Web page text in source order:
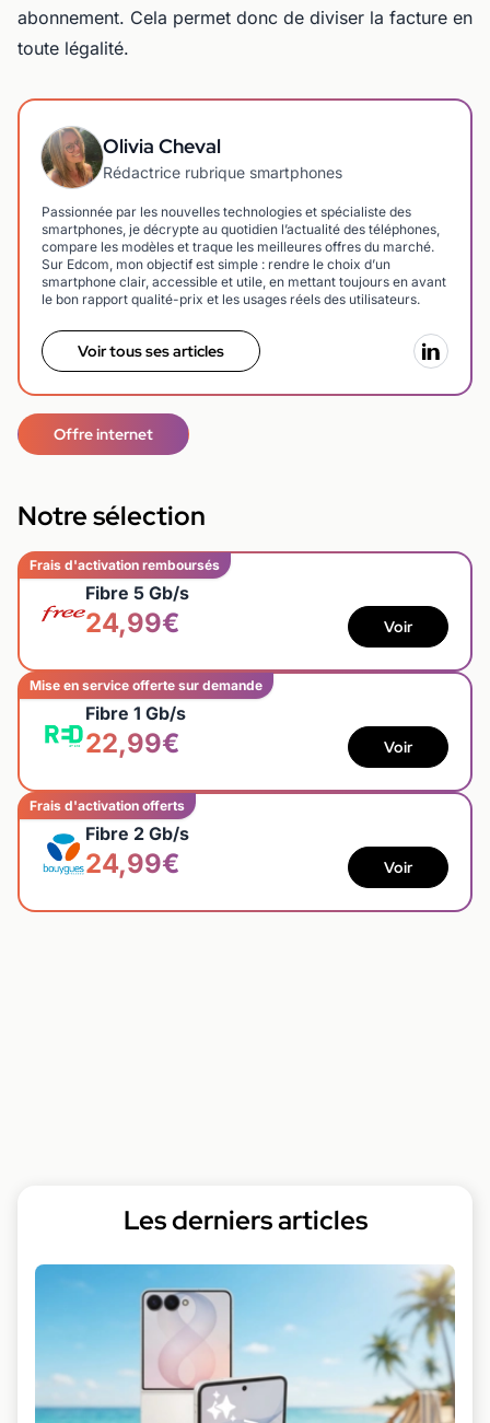
abonnement. Cela permet donc de diviser la facture en
toute légalité.
Olivia Cheval
Rédactrice rubrique smartphones
Passionnée par les nouvelles technologies et spécialiste des
smartphones, je décrypte au quotidien l’actualité des téléphones,
compare les modèles et traque les meilleures offres du marché.
Sur Edcom, mon objectif est simple : rendre le choix d’un
smartphone clair, accessible et utile, en mettant toujours en avant
le bon rapport qualité-prix et les usages réels des utilisateurs.
Voir tous ses articles
Offre internet
Notre sélection
Frais d'activation remboursés
Fibre 5 Gb/s
24,99€ Voir
Mise en service offerte sur demande
Fibre 1 Gb/s
22,99€ Voir
Frais d'activation offerts
Fibre 2 Gb/s
24,99€ Voir
Les derniers articles